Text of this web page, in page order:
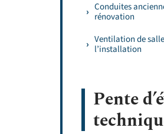
Conduites
rénovation
Ventilation de
l’installation
Pente